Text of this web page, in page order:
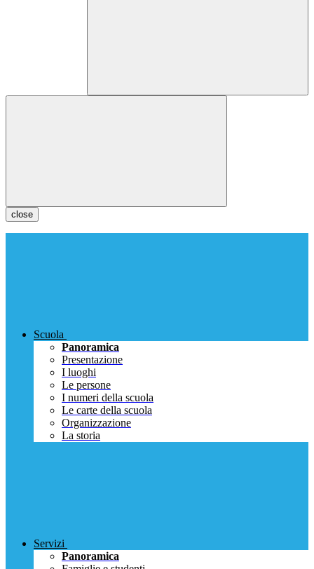
close
Scuola
Panoramica
Presentazione
I luoghi
Le persone
I numeri della scuola
Le carte della scuola
Organizzazione
La storia
Servizi
Panoramica